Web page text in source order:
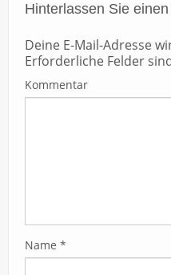
Hinterlassen Sie
Deine E-Mail-Adresse
Erforderliche Felder
Kommentar
Name *